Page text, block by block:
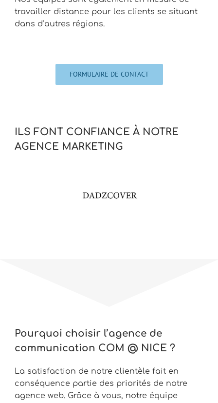
travailler distance pour les clients se situant
dans d’autres régions.
FORMULAIRE DE CONTACT
ILS FONT CONFIANCE À NOTRE
AGENCE MARKETING
Pourquoi choisir l’agence de
communication COM @ NICE ?
La satisfaction de notre clientèle fait en
conséquence partie des priorités de notre
agence web. Grâce à vous, notre équipe